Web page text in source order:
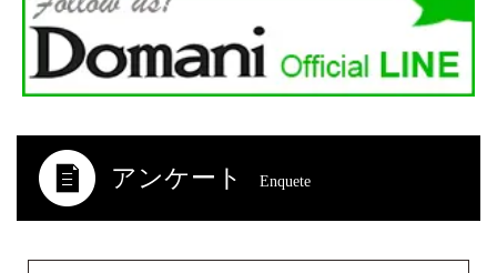
アンケート Enquete